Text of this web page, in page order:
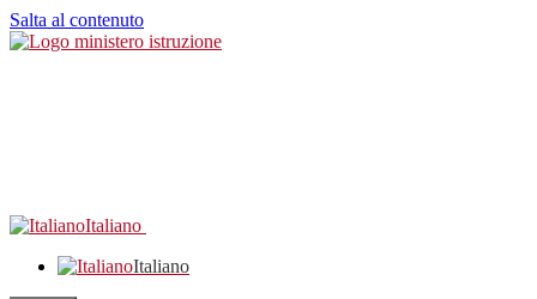
Salta al contenuto
Italiano
Italiano